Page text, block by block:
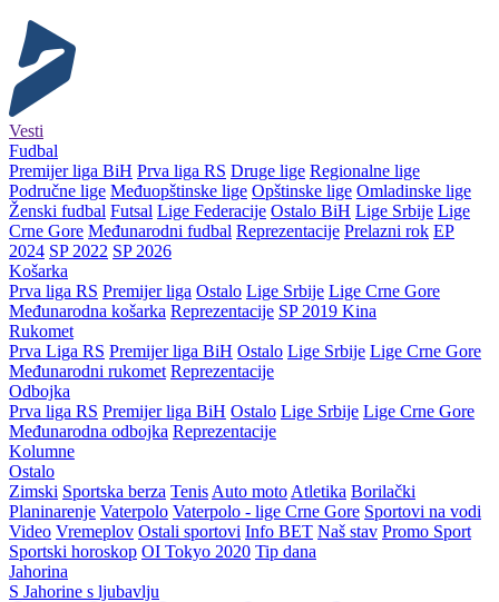
Vesti
Fudbal
Premijer liga BiH Prva liga RS Druge lige Regionalne lige
Područne lige Međuopštinske lige Opštinske lige Omladinske lige
Ženski fudbal Futsal Lige Federacije Ostalo BiH Lige Srbije Lige
Crne Gore Međunarodni fudbal Reprezentacije Prelazni rok EP
2024 SP 2022 SP 2026
Košarka
Prva liga RS Premijer liga Ostalo Lige Srbije Lige Crne Gore
Međunarodna košarka Reprezentacije SP 2019 Kina
Rukomet
Prva Liga RS Premijer liga BiH Ostalo Lige Srbije Lige Crne Gore
Međunarodni rukomet Reprezentacije
Odbojka
Prva liga RS Premijer liga BiH Ostalo Lige Srbije Lige Crne Gore
Međunarodna odbojka Reprezentacije
Kolumne
Ostalo
Zimski Sportska berza Tenis Auto moto Atletika Borilački
Planinarenje Vaterpolo Vaterpolo - lige Crne Gore Sportovi na vodi
Video Vremeplov Ostali sportovi Info BET Naš stav Promo Sport
Sportski horoskop OI Tokyo 2020 Tip dana
Jahorina
S Jahorine s ljubavlju